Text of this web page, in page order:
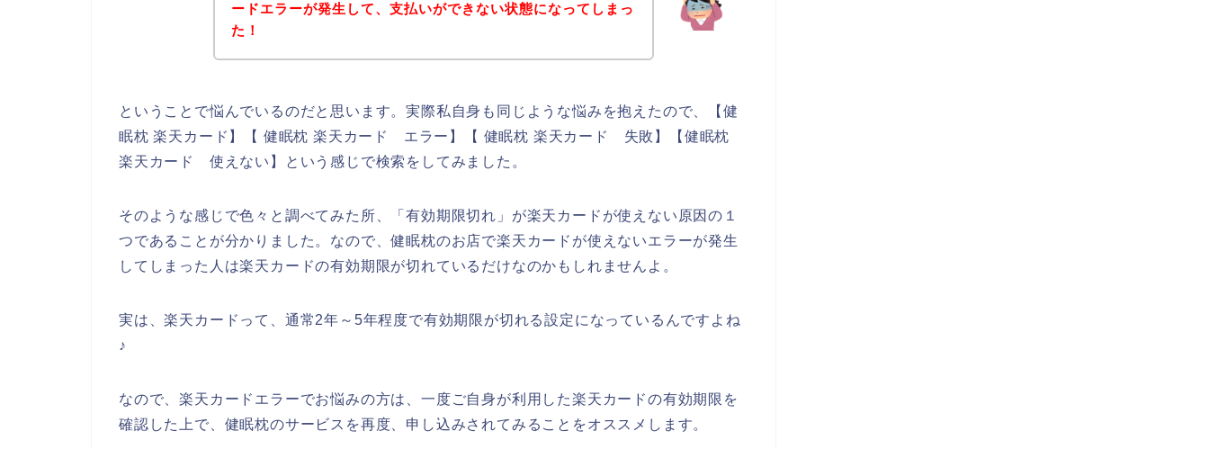
ードエラーが発生して、支払いができない状態になってしまっ
た！
ということで悩んでいるのだと思います。実際私自身も同じような悩みを抱えたので、【健
眠枕 楽天カード】【 健眠枕 楽天カード エラー】【 健眠枕 楽天カード 失敗】【健眠枕
楽天カード 使えない】という感じで検索をしてみました。
そのような感じで色々と調べてみた所、「有効期限切れ」が楽天カードが使えない原因の１
つであることが分かりました。なので、健眠枕のお店で楽天カードが使えないエラーが発生
してしまった人は楽天カードの有効期限が切れているだけなのかもしれませんよ。
実は、楽天カードって、通常2年～5年程度で有効期限が切れる設定になっているんですよね
♪
なので、楽天カードエラーでお悩みの方は、一度ご自身が利用した楽天カードの有効期限を
確認した上で、健眠枕のサービスを再度、申し込みされてみることをオススメします。